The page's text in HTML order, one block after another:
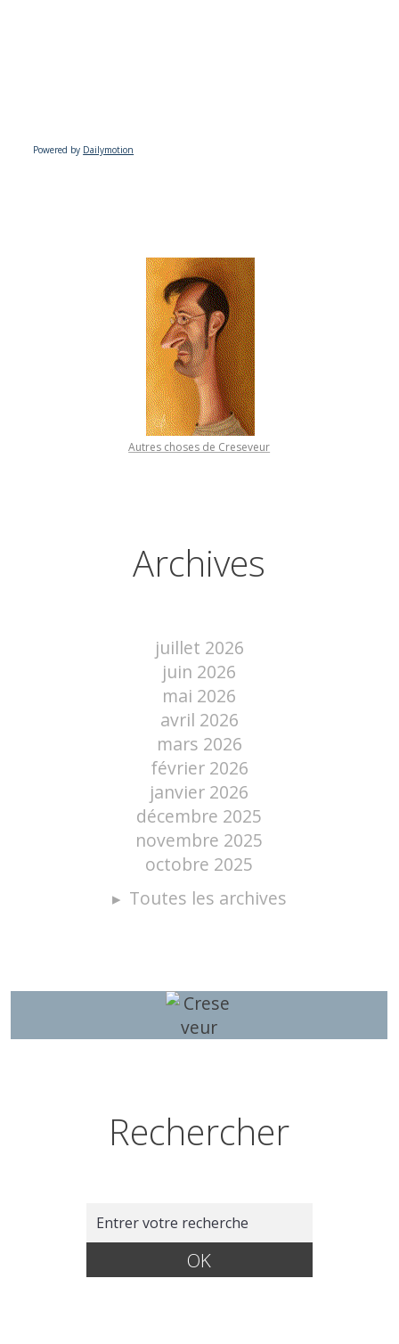
Powered by Dailymotion
Autres choses de Creseveur
Archives
juillet 2026
juin 2026
mai 2026
avril 2026
mars 2026
février 2026
janvier 2026
décembre 2025
novembre 2025
octobre 2025
Toutes les archives
Rechercher